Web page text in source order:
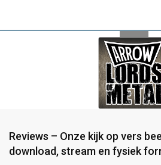
Reviews – Onze kijk op vers
download, stream en fysiek